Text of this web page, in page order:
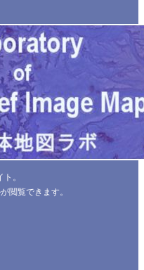
。
閲覧できます。